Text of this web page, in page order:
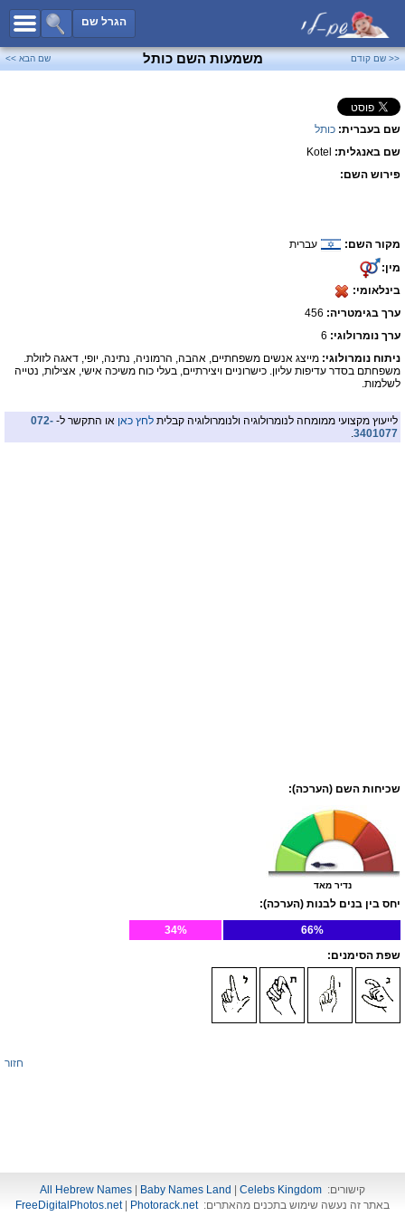
הגרל שם
כל השמות
שמות לבנים
פייסבוק
<< שם קודם משמעות השם כותל שם הבא >>
שם בעברית: כותל
שם באנגלית: Kotel
פירוש השם:
מקור השם:
עברית
מין:
בינלאומי:
ערך בגימטריה:
ערך נומרולוגי: 6
ניתוח נומרולוגי: מייצג אנשים משפחתיים, אהבה, הרמוניה, נתינה, יופי, דאגה לזולת.
משפחתם בסדר עדיפות עליון. כישרוניים ויצירתיים, בעלי כוח משיכה אישי, אצילות, נטייה
לשלמות.
לייעוץ מקצועי ממומחה לנומרולוגיה ולנומרולוגיה קבלית לחץ כאן או התקשר ל- 072-
3401077
.
שכיחות השם (הערכה):
נדיר מאד
יחס בין בנים לבנות (הערכה):
66%
34%
שפת הסימנים:
חזור
קישורים: All Hebrew Names Baby Names Land
Celebs Kingdom
באתר זה נעשה שימוש בתכנים מהאתרים:
FreeDigitalPhotos.net| Photorack.net